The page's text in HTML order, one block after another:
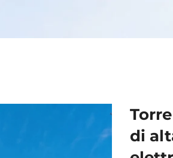
di